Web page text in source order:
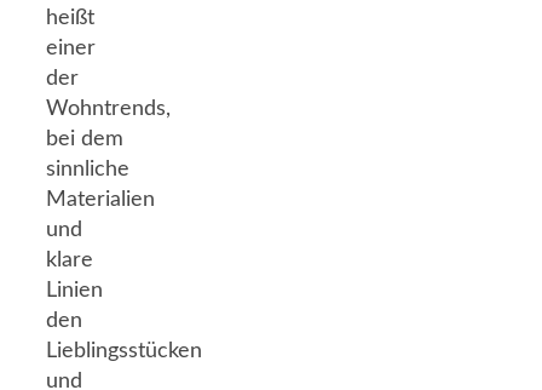
heißt
einer
der
Wohntrends,
bei dem
sinnliche
Materialien
und
klare
Linien
den
Lieblingsstücken
und